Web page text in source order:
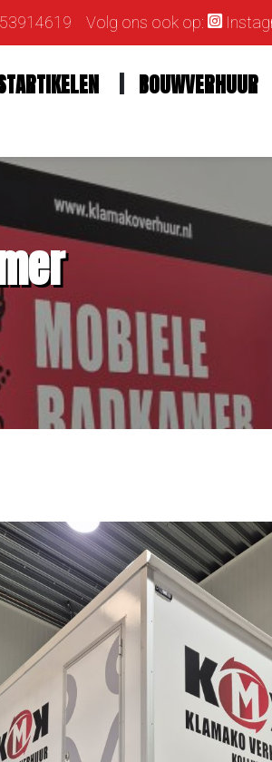
Volg ons ook op:
BOUWVERHUUR